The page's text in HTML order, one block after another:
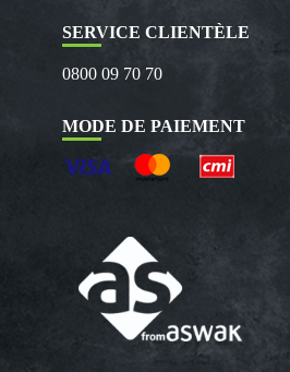
SERVICE CLIENTÈLE
0800 09 70 70
MODE DE PAIEMENT